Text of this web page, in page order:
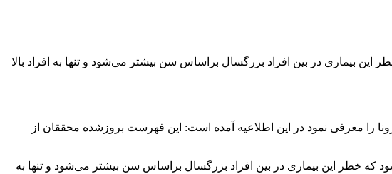
می‌شود که خطر این بیماری در بین افراد بزرگسال براساس سن بیشتر می‌شود و تنها به افراد بالا
را معرفی نمود در این اطلاعیه آمده است: این فهرست بروزشده محققان از
اما حال اعلام می‌شود که خطر این بیماری در بین افراد بزرگسال براساس سن بیشتر می‌شود و تنها به